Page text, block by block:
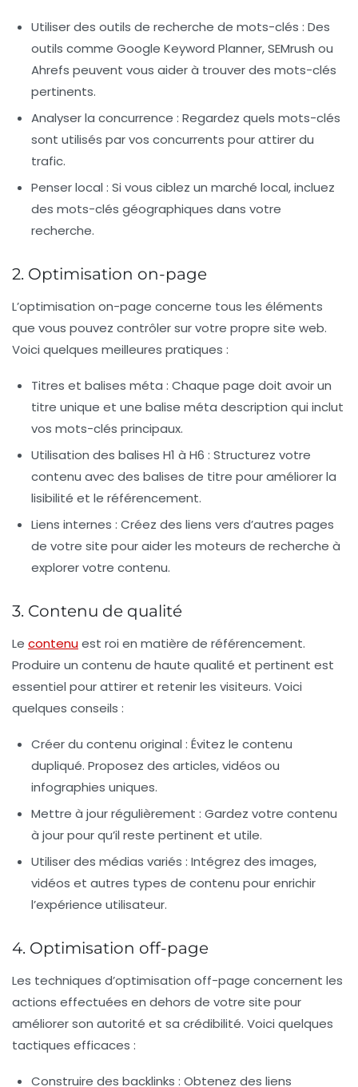
Utiliser des outils de recherche de mots-clés : Des
outils comme Google Keyword Planner, SEMrush ou
Ahrefs peuvent vous aider à trouver des mots-clés
pertinents.
Analyser la concurrence : Regardez quels mots-clés
sont utilisés par vos concurrents pour attirer du
trafic.
Penser local : Si vous ciblez un marché local, incluez
des mots-clés géographiques dans votre
recherche.
2. Optimisation on-page
L’optimisation on-page concerne tous les éléments
que vous pouvez contrôler sur votre propre site web.
Voici quelques meilleures pratiques :
Titres et balises méta : Chaque page doit avoir un
titre unique et une balise méta description qui inclut
vos mots-clés principaux.
Utilisation des balises H1 à H6 : Structurez votre
contenu avec des balises de titre pour améliorer la
lisibilité et le référencement.
Liens internes : Créez des liens vers d’autres pages
de votre site pour aider les moteurs de recherche à
explorer votre contenu.
3. Contenu de qualité
Le contenuest roi en matière de référencement.
Produire un contenu de haute qualité et pertinent est
essentiel pour attirer et retenir les visiteurs. Voici
quelques conseils :
Créer du contenu original : Évitez le contenu
dupliqué. Proposez des articles, vidéos ou
infographies uniques.
Mettre à jour régulièrement : Gardez votre contenu
à jour pour qu’il reste pertinent et utile.
Utiliser des médias variés : Intégrez des images,
vidéos et autres types de contenu pour enrichir
l’expérience utilisateur.
4. Optimisation off-page
Les techniques d’optimisation off-page concernent les
actions effectuées en dehors de votre site pour
améliorer son autorité et sa crédibilité. Voici quelques
tactiques efficaces :
Construire des backlinks : Obtenez des liens